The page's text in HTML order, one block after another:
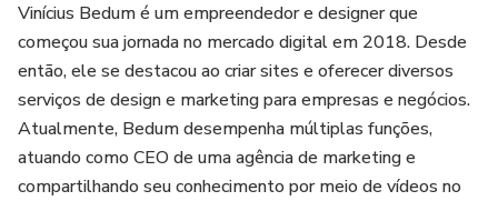
Vinícius Bedum é um empreendedor e designer que
começou sua jornada no mercado digital em 2018. Desde
então, ele se destacou ao criar sites e oferecer diversos
serviços de design e marketing para empresas e negócios.
Atualmente, Bedum desempenha múltiplas funções,
atuando como CEO de uma agência de marketing e
compartilhando seu conhecimento por meio de vídeos no